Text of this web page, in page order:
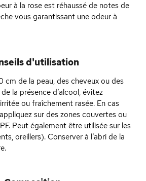
à la rose est réhaussé de notes de
vous garantissant une odeur à
d'utilisation
cm de la peau, des cheveux ou des
la présence d’alcool, évitez
ou fraîchement rasée. En cas
sur des zones couvertes ou
Peut également être utilisée sur les
oreillers). Conserver à l’abri de la